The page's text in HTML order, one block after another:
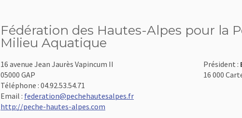
Fédération des Hautes-Alpes pour la
Milieu Aquatique
16 avenue Jean Jaurès Vapincum II
05000 GAP
Téléphone : 04.92.53.54.71
Email : federation@pechehautesalpes.fr
http://peche-hautes-alpes.com
Président :
16 000